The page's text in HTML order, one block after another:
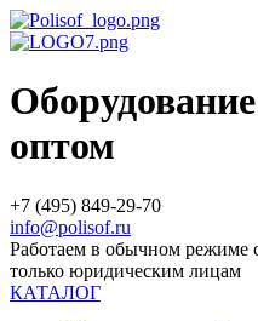
оптом
+7 (495) 849-29-70
info@polisof.ru
Работаем в обычном
только юридическим лицам
КАТАЛОГ